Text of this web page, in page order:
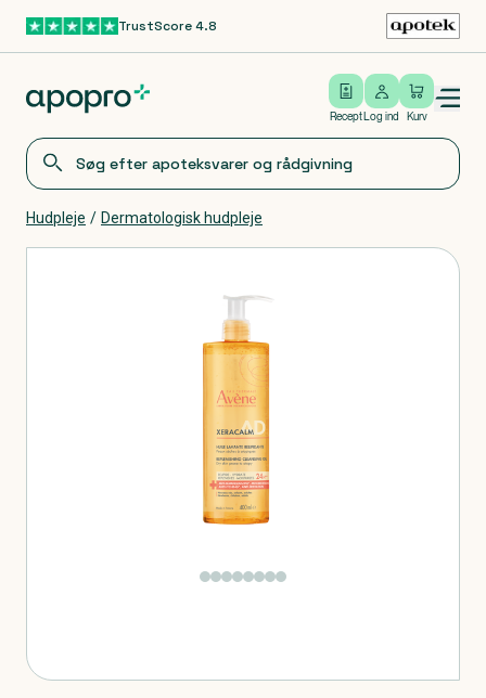
Gå til hovedindholdTrustScore 4.8
Recept
Log ind
Log ind Kurv
Open/close menu
Hudpleje / Dermatologisk hudpleje